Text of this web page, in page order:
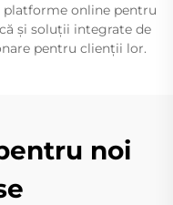
platforme online pentru
și soluții integrate de
pentru clienții lor.
noi